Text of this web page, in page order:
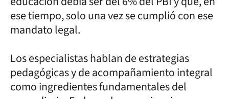
ese tiempo, solo una vez se cumplió con ese
mandato legal.
Los especialistas hablan de estrategias
pedagógicas y de acompañamiento integral
como ingredientes fundamentales del